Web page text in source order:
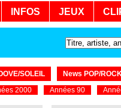
INFOS JEUX
SOLEIL
News POP/
2000 Années 90